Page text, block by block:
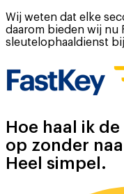
Wij weten dat elke
daarom bieden wij nu
sleutelophaaldienst
Hoe haal ik
op zonder
Heel simpel.